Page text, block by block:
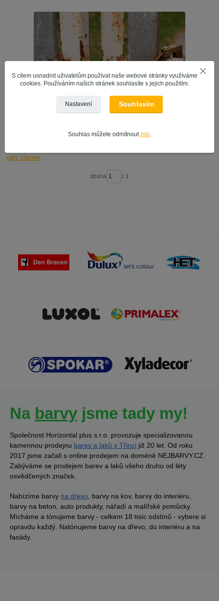
celý článek
strana z 1
Na barvy jsme tady my!
Společnost Horizontal plus s.r.o. provozuje specializovanou
kamennou prodejnu barev a laků v Třinci již 20 let. Od roku
2017 jsme začali s online prodejem na doméně NEJBARVY.CZ.
Zabýváme se prodejem barev a laků všeho druhu od léty
osvědčených značek.
Nabízíme barvy na dřevo , barvy na kov, barvy do interiéru,
barvy na beton, auto produkty, nářadí a malířské pomůcky.
Mícháme a tónujeme barvy - celkem 18 tisíc odstínů - vybere si
opravdu každý. Natónujeme barvy na dřevo, do interiéru a na
fasády.
S cílem usnadnit uživatelům používat naše webové stránky využíváme
cookies. Používáním našich stránek souhlasíte s jejich použitím.
Nastavení Souhlasím
Souhlas můžete odmítnout zde